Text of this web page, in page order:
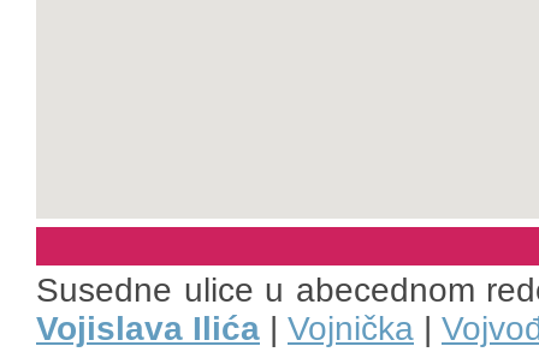
Susedne ulice u abecednom
Vojislava Ilića | Vojnička |